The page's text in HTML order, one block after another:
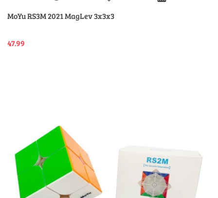
MoYu RS3M 2021 MagLev 3x3x3
47.99